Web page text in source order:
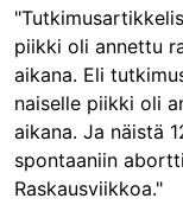
piikki oli annettu
aikana. Eli
naiselle piikki oli
aikana. Ja näistä
spontaaniin
Raskausviikkoa."